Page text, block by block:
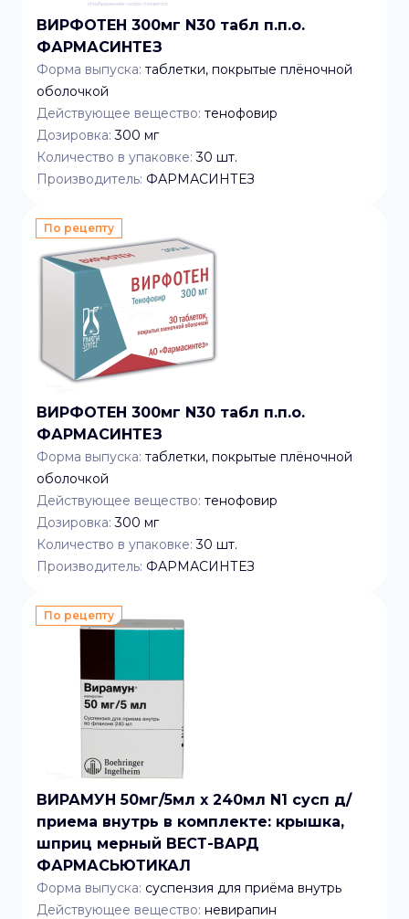
ВИРФОТЕН 300мг N30 табл п.п.о.
ФАРМАСИНТЕЗ
Форма выпуска: таблетки, покрытые плёночной
оболочкой
Действующее вещество: тенофовир
Дозировка: 300 мг
Количество в упаковке: 30 шт.
Производитель: ФАРМАСИНТЕЗ
По рецепту
ВИРФОТЕН 300мг N30 табл п.п.о.
ФАРМАСИНТЕЗ
Форма выпуска: таблетки, покрытые плёночной
оболочкой
Действующее вещество: тенофовир
Дозировка: 300 мг
Количество в упаковке: 30 шт.
Производитель: ФАРМАСИНТЕЗ
По рецепту
ВИРАМУН 50мг/5мл x 240мл N1 сусп д/
приема внутрь в комплекте: крышка,
шприц мерный ВЕСТ-ВАРД
ФАРМАСЬЮТИКАЛ
Форма выпуска: суспензия для приёма внутрь
Действующее вещество: невирапин